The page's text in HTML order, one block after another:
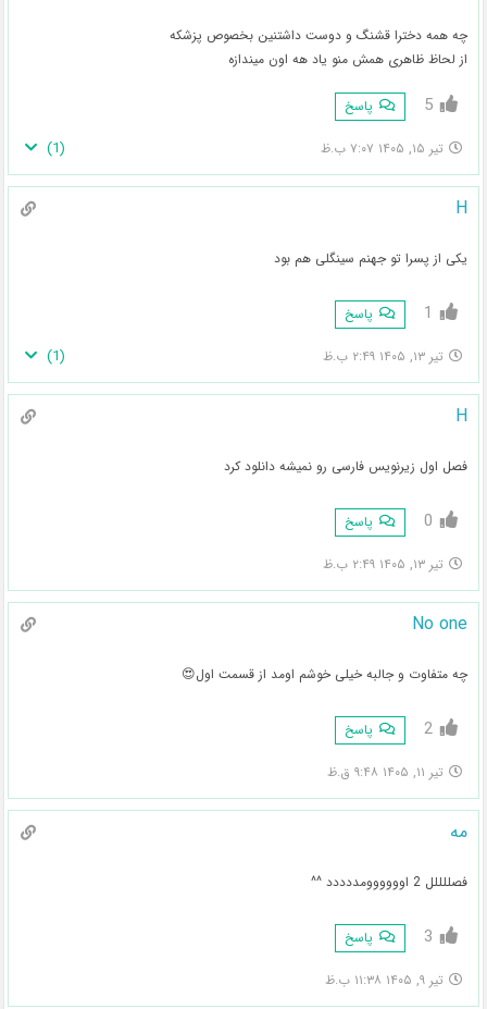
چه همه دخترا قشنگ و دوست داشتنین بخصوص پزشکه
از لحاظ ظاهری همش منو یاد هه اون میندازه
5 پاسخ
تیر ۱۵, ۱۴۰۵ ۷:۰۷ ب.ظ (
1
)
H
یکی از پسرا تو جهنم سینگلی هم بود
1 پاسخ
تیر ۱۳, ۱۴۰۵ ۲:۴۹ ب.ظ (
1
)
H
فصل اول زیرنویس فارسی رو نمیشه دانلود کرد
0 پاسخ
تیر ۱۳, ۱۴۰۵ ۲:۴۹ ب.ظ
No one
چه متفاوت و جالبه خیلی خوشم اومد از قسمت اول😍
2 پاسخ
تیر ۱۱, ۱۴۰۵ ۹:۴۸ ق.ظ
مه
فصللللل 2 اوووووومددددد ^^
3 پاسخ
تیر ۹, ۱۴۰۵ ۱۱:۳۸ ب.ظ